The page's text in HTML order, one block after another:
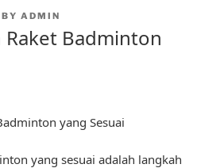
BY ADMIN
Badminton
yang Sesuai
yang sesuai adalah langkah